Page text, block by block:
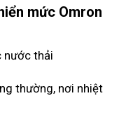
mức Omron
nước thải
thường, nơi nhiệt